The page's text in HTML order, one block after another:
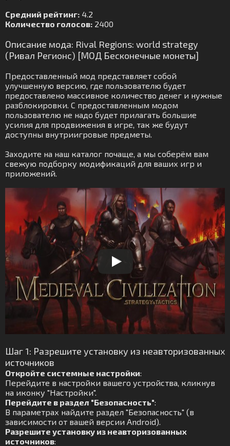
Средний рейтинг: 4.2
Количество голосов: 2400
Описание мода: Rival Regions: world strategy
(Ривал Регионс) [МОД Бесконечные монеты]
Предоставленный мод представляет собой
улучшенную версию, где пользователю будет
предоставлено массивное количество денег и нужные
разблокировки. С предоставленным модом
пользователю не надо будет прилагать большие
усилия для продвижения в игре, так же будут
доступны внутриигровые предметы.
Заходите на наш каталог почаще, а мы соберём вам
свежую подборку модификаций для ваших игр и
приложений.
Шаг 1: Разрешите установку из неавторизованных
источников
Откройте системные настройки:
Перейдите в настройки вашего устройства, кликнув
на иконку "Настройки".
Перейдите в раздел "Безопасность":
В параметрах найдите раздел "Безопасность" (в
зависимости от вашей версии Android).
Разрешите установку из неавторизованных
источников: